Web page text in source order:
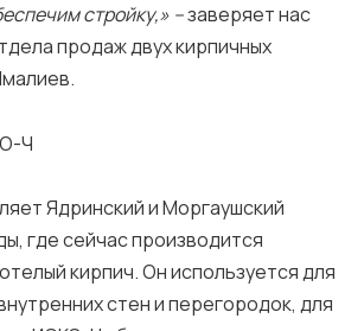
стройку,» –заверяет нас
продаж двух кирпичных
Ядринский и Моргаушский
где сейчас производится
кирпич. Он используется для
стен и перегородок, для